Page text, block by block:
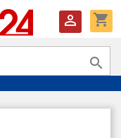
shopping_cart

